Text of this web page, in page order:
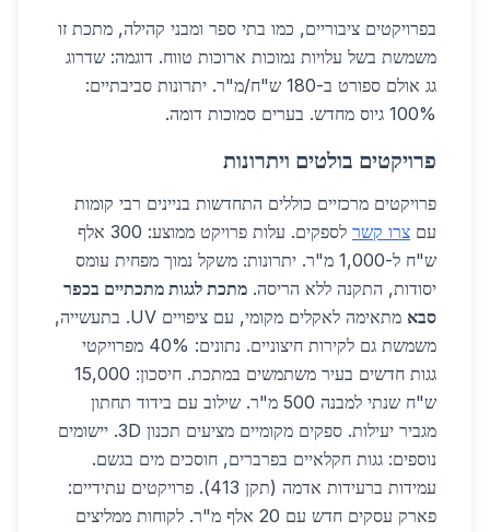
בפרויקטים ציבוריים, כמו בתי ספר ומבני קהילה, מתכת זו
משמשת בשל עלויות נמוכות ארוכות טווח. דוגמה: שדרוג
גג אולם ספורט ב-180 ש"ח/מ"ר. יתרונות סביבתיים:
100% גיוס מחדש. בערים סמוכות דומה.
פרויקטים בולטים ויתרונות
פרויקטים מרכזיים כוללים התחדשות בניינים רבי קומות
עם צרו קשר
לספקים. עלות פרויקט ממוצע: 300 אלף
ש"ח ל-1,000 מ"ר. יתרונות: משקל נמוך מפחית עומס
יסודות, התקנה ללא הריסה. מתכת לגגות מתכתיים בכפר
סבא
מתאימה לאקלים מקומי, עם ציפויים UV. בתעשייה,
משמשת גם לקירות חיצוניים. נתונים: 40% מפרויקטי
גגות חדשים בעיר משתמשים במתכת. חיסכון: 15,000
ש"ח שנתי למבנה 500 מ"ר. שילוב עם בידוד תחתון
מגביר יעילות. ספקים מקומיים מציעים תכנון 3D. יישומים
נוספים: גגות חקלאיים בפרברים, חוסכים מים בגשם.
עמידות ברעידות אדמה (תקן 413). פרויקטים עתידיים:
פארק עסקים חדש עם 20 אלף מ"ר. לקוחות ממליצים